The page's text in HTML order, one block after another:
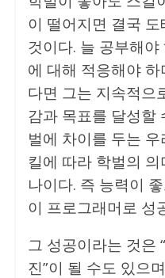
이 떨어지면 결국
것이다. 늘 공부해
에 대해 적응해야
다면 그는 지속적으
감과 목표를 달성할
벌에 차이를 두는
킬에 따라 학벌의
나이다. 즉 능력이
이 프로그래머로 성
그 성공이라는 것은
진”이 될 수도 있으